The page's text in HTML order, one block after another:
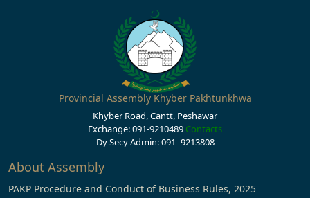
Provincial Assembly Khyber Pakhtunkhwa
Khyber Road, Cantt, Peshawar
Exchange: 091-9210489 Contacts
Dy Secy Admin: 091- 9213808
About Assembly
PAKP Procedure and Conduct of Business Rules, 2025